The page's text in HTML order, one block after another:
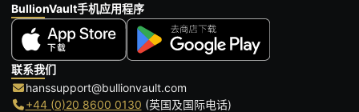
BullionVault手机应用程序
联系我们
hanssupport@bullionvault.com
+44 (0)20 8600 0130 (英国及国际电话)